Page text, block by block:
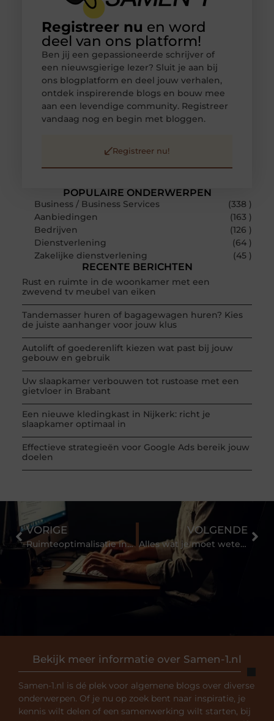
POPULAIRE ONDERWERPEN
Business / Business Services
(338 )
Aanbiedingen
(163 )
Bedrijven
(126 )
Dienstverlening
(64 )
Zakelijke dienstverlening
(45 )
RECENTE BERICHTEN
Rust en ruimte in de woonkamer met een
zwevend tv meubel van eiken
Tandemasser huren of bagagewagen huren? Kies
de juiste aanhanger voor jouw klus
Autolift of goederenlift kiezen wat past bij jouw
gebouw en gebruik
Uw slaapkamer verbouwen tot rustoase met een
gietvloer in Brabant
Een nieuwe kledingkast in Nijkerk: richt je
slaapkamer optimaal in
Effectieve strategieën voor Google Ads bereik jouw
doelen
Registreer nu en word
deel van ons platform!
Ben jij een gepassioneerde schrijver of
een nieuwsgierige lezer? Sluit je aan bij
ons blogplatform en deel jouw verhalen,
ontdek inspirerende blogs en bouw mee
aan een levendige community. Registreer
vandaag nog en begin met bloggen.
Registreer nu!
Bekijk meer informatie over Samen-1.nl
Samen-1.nl is dé plek voor algemene blogs over diverse
onderwerpen. Of je nu op zoek bent naar inspiratie, je
kennis wilt delen of een samenwerking wilt starten, bij
VORIGE
Ruimteoptimalisatie in kleine tuinen
VOLGENDE
Alles wat je moet weten over het kiezen van een begrafenisondernemer in Utrecht